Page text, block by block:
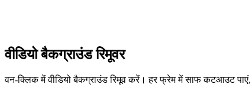
वीडियो बैकग्राउंड रिमूवर
वन-क्लिक में वीडियो बैकग्राउंड रिमूव करें। हर फ्रेम में साफ कटआउट पाएं,